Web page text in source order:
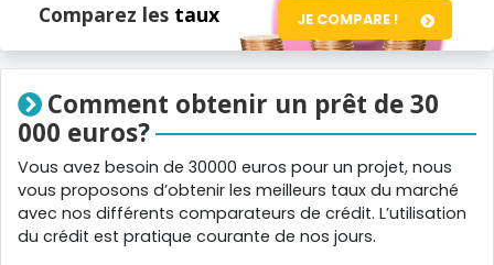
Comparez les taux JE COMPARE !
Comment obtenir un prêt de 30
000 euros?
Vous avez besoin de 30000 euros pour un projet, nous
vous proposons d’obtenir les meilleurs taux du marché
avec nos différents comparateurs de crédit. L’utilisation
du crédit est pratique courante de nos jours.